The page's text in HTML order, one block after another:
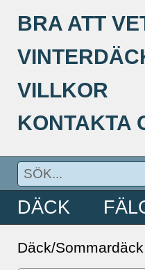
BRA ATT
VILLKOR
KONTAKTA
DÄCK
Däck/Sommardäck